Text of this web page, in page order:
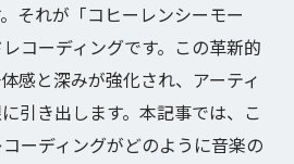
それが「コヒーレンシーモー
コーディングです。この革新的
感と深みが強化され、アーティ
引き出します。本記事では、こ
ーディングがどのように音楽の